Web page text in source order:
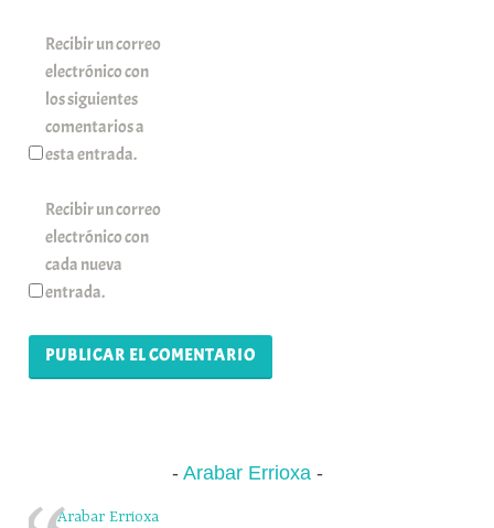
Recibir un correo
electrónico con
los siguientes
comentarios a
esta entrada.
Recibir un correo
electrónico con
cada nueva
entrada.
Arabar Errioxa
Arabar Errioxa